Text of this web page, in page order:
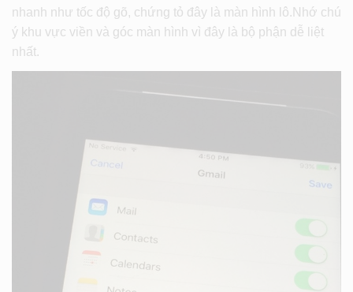
nhanh như tốc độ gõ, chứng tỏ đây là màn hình lô.Nhớ chú
ý khu vực viền và góc màn hình vì đây là bộ phận dễ liệt
nhất.